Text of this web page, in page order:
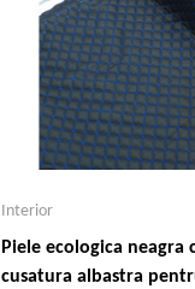
Interior
Piele ecologica neagra
cusatura albastra